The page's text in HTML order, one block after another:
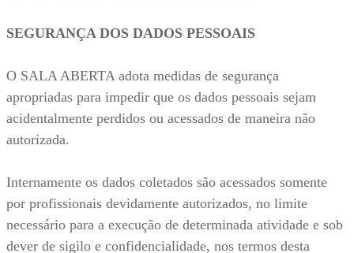
SEGURANÇA DOS DADOS PESSOAIS
O SALA ABERTA adota medidas de segurança
apropriadas para impedir que os dados pessoais sejam
acidentalmente perdidos ou acessados de maneira não
autorizada.
Internamente os dados coletados são acessados somente
por profissionais devidamente autorizados, no limite
necessário para a execução de determinada atividade e sob
dever de sigilo e confidencialidade, nos termos desta